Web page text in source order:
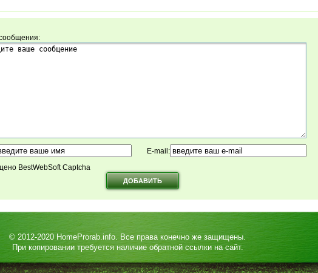
E-mail:
BestWebSoft Captcha
© 2012-2020 HomeProrab.info. Все права конечно же защищены.
При копировании требуется наличие обратной ссылки на сайт.